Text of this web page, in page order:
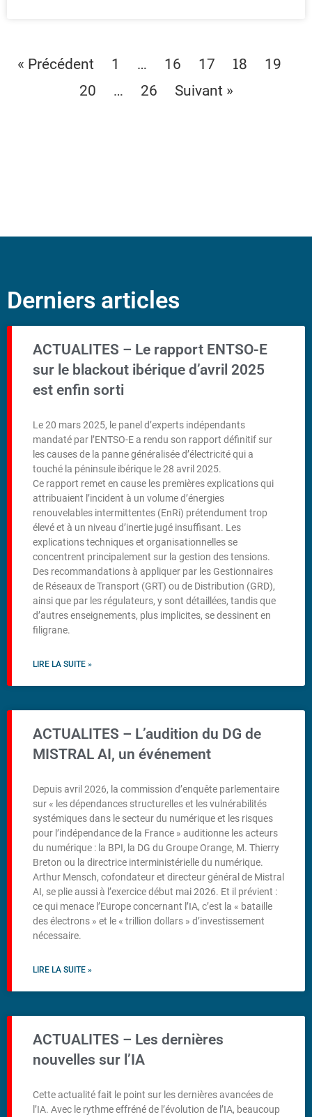
« Précédent 1 … 16 17 18
19
20
… 26 Suivant »
Derniers articles
ACTUALITES – Le rapport ENTSO-E
sur le blackout ibérique d’avril 2025
est enfin sorti
Le 20 mars 2025, le panel d’experts indépendants
mandaté par l’ENTSO-E a rendu son rapport définitif sur
les causes de la panne généralisée d’électricité qui a
touché la péninsule ibérique le 28 avril 2025.
Ce rapport remet en cause les premières explications qui
attribuaient l’incident à un volume d’énergies
renouvelables intermittentes (EnRi) prétendument trop
élevé et à un niveau d’inertie jugé insuffisant. Les
explications techniques et organisationnelles se
concentrent principalement sur la gestion des tensions.
Des recommandations à appliquer par les Gestionnaires
de Réseaux de Transport (GRT) ou de Distribution (GRD),
ainsi que par les régulateurs, y sont détaillées, tandis que
d’autres enseignements, plus implicites, se dessinent en
filigrane.
LIRE LA SUITE »
ACTUALITES – L’audition du DG de
MISTRAL AI, un événement
Depuis avril 2026, la commission d’enquête parlementaire
sur « les dépendances structurelles et les vulnérabilités
systémiques dans le secteur du numérique et les risques
pour l’indépendance de la France » auditionne les acteurs
du numérique : la BPI, la DG du Groupe Orange, M. Thierry
Breton ou la directrice interministérielle du numérique.
Arthur Mensch, cofondateur et directeur général de Mistral
AI, se plie aussi à l’exercice début mai 2026. Et il prévient :
ce qui menace l’Europe concernant l’IA, c’est la « bataille
des électrons » et le « trillion dollars » d’investissement
nécessaire.
LIRE LA SUITE »
ACTUALITES – Les dernières
nouvelles sur l’IA
Cette actualité fait le point sur les dernières avancées de
l’IA. Avec le rythme effréné de l’évolution de l’IA, beaucoup